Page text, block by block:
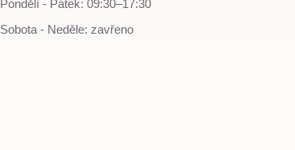
Pondělí - Pátek: 09:30–17:30
Sobota - Neděle: zavřeno